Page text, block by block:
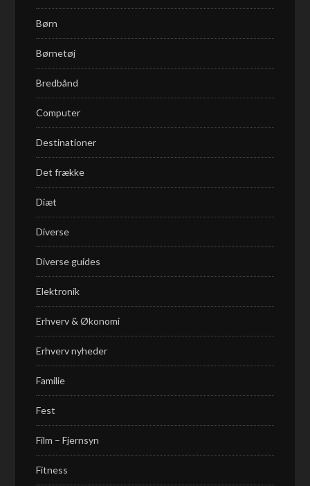
Børn
Børnetøj
Bredbånd
Computer
Destinationer
Det frække
Diæt
Diverse
Diverse guides
Elektronik
Erhverv & Økonomi
Erhverv nyheder
Familie
Fest
Film – Fjernsyn
Fitness